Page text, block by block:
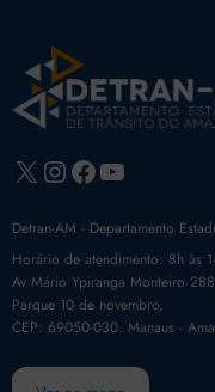
X Instagram
Facebook
Youtube
Detran-AM - Departamento
Horário de atendimento: 8h às
Av Mário Ypiranga Monteiro
Parque 10 de novembro,
CEP: 69050-030. Manaus -